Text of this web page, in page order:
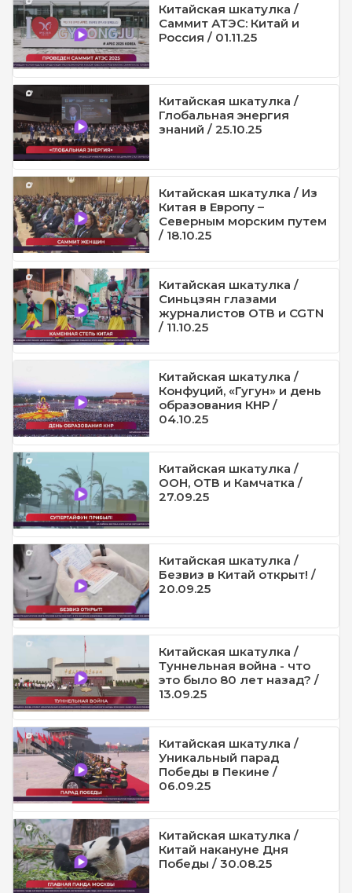
Китайская шкатулка /
Саммит АТЭС: Китай и
Россия / 01.11.25
Китайская шкатулка /
Глобальная энергия
знаний / 25.10.25
Китайская шкатулка / Из
Китая в Европу –
Северным морским путем
/ 18.10.25
Китайская шкатулка /
Синьцзян глазами
журналистов ОТВ и CGTN
/ 11.10.25
Китайская шкатулка /
Конфуций, «Гугун» и день
образования КНР /
04.10.25
Китайская шкатулка /
ООН, ОТВ и Камчатка /
27.09.25
Китайская шкатулка /
Безвиз в Китай открыт! /
20.09.25
Китайская шкатулка /
Туннельная война - что
это было 80 лет назад? /
13.09.25
Китайская шкатулка /
Уникальный парад
Победы в Пекине /
06.09.25
Китайская шкатулка /
Китай накануне Дня
Победы / 30.08.25